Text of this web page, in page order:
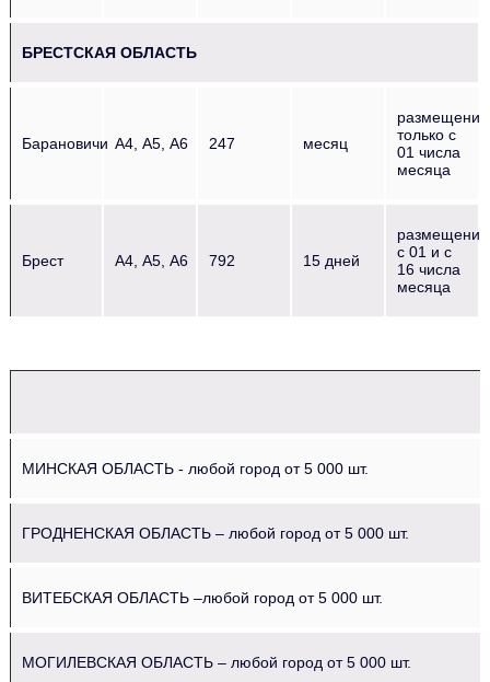
БРЕСТСКАЯ ОБЛАСТЬ
Барановичи А4, А5, А6 247 месяц
размещение
только с
01 числа
месяца
Брест А4, А5, А6 792 15 дней
размещение
с 01 и с
16 числа
месяца
МИНСКАЯ ОБЛАСТЬ - любой город от 5 000 шт.
ГРОДНЕНСКАЯ ОБЛАСТЬ – любой город от 5 000 шт.
ВИТЕБСКАЯ ОБЛАСТЬ –любой город от 5 000 шт.
МОГИЛЕВСКАЯ ОБЛАСТЬ – любой город от 5 000 шт.